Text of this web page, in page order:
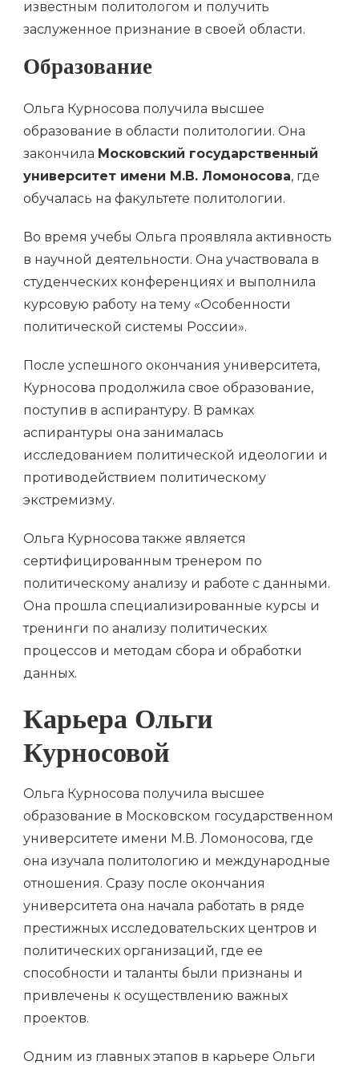
известным политологом и получить
заслуженное признание в своей области.
Образование
Ольга Курносова получила высшее
образование в области политологии. Она
закончила Московский государственный
университет имени М.В. Ломоносова, где
обучалась на факультете политологии.
Во время учебы Ольга проявляла активность
в научной деятельности. Она участвовала в
студенческих конференциях и выполнила
курсовую работу на тему «Особенности
политической системы России».
После успешного окончания университета,
Курносова продолжила свое образование,
поступив в аспирантуру. В рамках
аспирантуры она занималась
исследованием политической идеологии и
противодействием политическому
экстремизму.
Ольга Курносова также является
сертифицированным тренером по
политическому анализу и работе с данными.
Она прошла специализированные курсы и
тренинги по анализу политических
процессов и методам сбора и обработки
данных.
Карьера Ольги
Курносовой
Ольга Курносова получила высшее
образование в Московском государственном
университете имени М.В. Ломоносова, где
она изучала политологию и международные
отношения. Сразу после окончания
университета она начала работать в ряде
престижных исследовательских центров и
политических организаций, где ее
способности и таланты были признаны и
привлечены к осуществлению важных
проектов.
Одним из главных этапов в карьере Ольги